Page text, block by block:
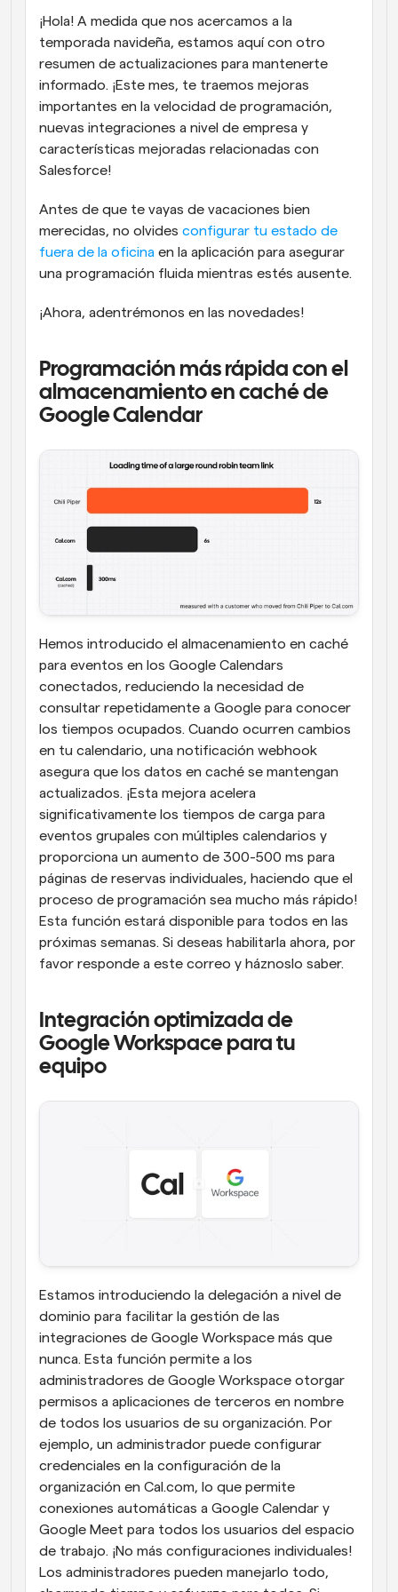
Programación potenciadda con llamadas
impulsadas por IA
Flujos de trabajo
Automatiza la programación y los recordatorios
Blog
Mantente al día con las últimas noticias y
Reuniones Instantáneas
Reúnete con clientes en minutos
Enlaces de Grupo Dinámico
Reserva reuniones de forma fluida con varias personas
Webhooks
¡Hola! A medida que nos acercamos a la
temporada navideña, estamos aquí con otro
resumen de actualizaciones para mantenerte
informado. ¡Este mes, te traemos mejoras
importantes en la velocidad de programación,
nuevas integraciones a nivel de empresa y
características mejoradas relacionadas con
Salesforce!
Antes de que te vayas de vacaciones bien
merecidas, no olvides configurar tu estado de
fuera de la oficina en la aplicación para asegurar
una programación fluida mientras estés ausente.
¡Ahora, adentrémonos en las novedades!
Programación más rápida con el
almacenamiento en caché de
Google Calendar
Hemos introducido el almacenamiento en caché
para eventos en los Google Calendars
conectados, reduciendo la necesidad de
consultar repetidamente a Google para conocer
los tiempos ocupados. Cuando ocurren cambios
en tu calendario, una notificación webhook
asegura que los datos en caché se mantengan
actualizados. ¡Esta mejora acelera
significativamente los tiempos de carga para
eventos grupales con múltiples calendarios y
proporciona un aumento de 300-500 ms para
páginas de reservas individuales, haciendo que el
proceso de programación sea mucho más rápido!
Esta función estará disponible para todos en las
próximas semanas. Si deseas habilitarla ahora, por
favor responde a este correo y háznoslo saber.
Integración optimizada de
Google Workspace para tu
equipo
Estamos introduciendo la delegación a nivel de
dominio para facilitar la gestión de las
integraciones de Google Workspace más que
nunca. Esta función permite a los
administradores de Google Workspace otorgar
permisos a aplicaciones de terceros en nombre
de todos los usuarios de su organización. Por
ejemplo, un administrador puede configurar
credenciales en la configuración de la
organización en Cal.com, lo que permite
conexiones automáticas a Google Calendar y
Google Meet para todos los usuarios del espacio
de trabajo. ¡No más configuraciones individuales!
Los administradores pueden manejarlo todo,